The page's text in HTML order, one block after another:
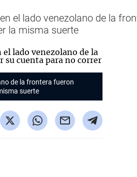
el lado venezolano de la
la misma suerte
de la frontera fueron
suerte